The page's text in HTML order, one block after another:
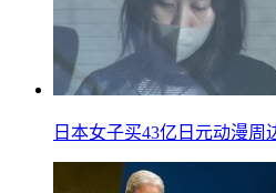
日本女子买43亿日元动漫